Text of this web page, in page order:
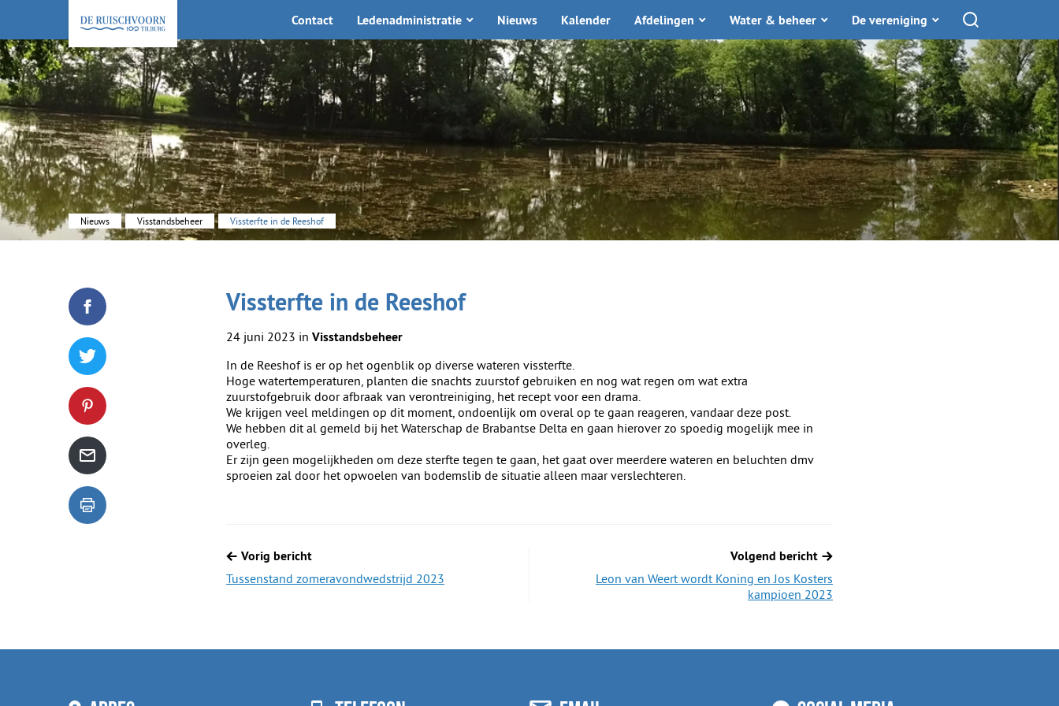
KEHV de Ruischvoorn
Contact Ledenadministratie Nieuws Kalender Afdelingen Water & beheer De vereniging Toon zoekfunctie
Nieuws Visstandsbeheer Vissterfte in de Reeshof
Vissterfte in de Reeshof
24 juni 2023 in Visstandsbeheer
In de Reeshof is er op het ogenblik op diverse wateren vissterfte.
Hoge watertemperaturen, planten die snachts zuurstof gebruiken en nog wat regen om wat extra
zuurstofgebruik door afbraak van verontreiniging, het recept voor een drama.
We krijgen veel meldingen op dit moment, ondoenlijk om overal op te gaan reageren, vandaar deze post.
We hebben dit al gemeld bij het Waterschap de Brabantse Delta en gaan hierover zo spoedig mogelijk mee in
overleg.
Er zijn geen mogelijkheden om deze sterfte tegen te gaan, het gaat over meerdere wateren en beluchten dmv
sproeien zal door het opwoelen van bodemslib de situatie alleen maar verslechteren.
Deel dit blogartikel op Facebook
Tweet dit blogartikel op Twitter
Deel dit blogartikel op Pinterest
Deel dit blogartikel via de mail
Dit blogartikel uitprinten
Berichtnavigatie
Vorig bericht
Tussenstand zomeravondwedstrijd 2023
Volgend bericht
Leon van Weert wordt Koning en Jos Kosters
kampioen 2023